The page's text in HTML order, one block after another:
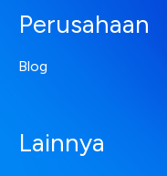
Perusahaan
Blog
Lainnya